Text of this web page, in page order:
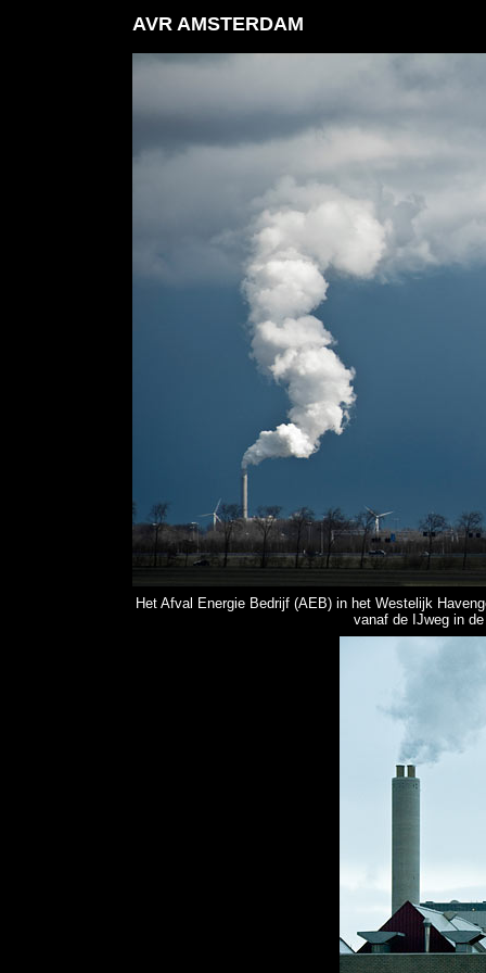
AVR AMSTERDAM
Het Afval Energie Bedrijf (AEB) in het Westelijk
vanaf de IJweg in